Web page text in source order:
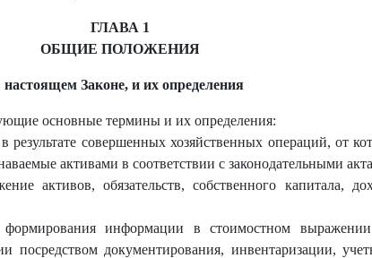
ГЛАВА 1
ОБЩИЕ ПОЛОЖЕНИЯ
Законе, и их определения
основные термины и их определения:
совершенных хозяйственных операций, от
активами в соответствии с законодательными
активов, обязательств, собственного капитала,
информации в стоимостном выражении
посредством документирования, инвентаризации,